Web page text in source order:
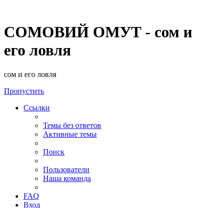
СОМОВИЙ ОМУТ - сом и
его ловля
сом и его ловля
Пропустить
Ссылки
Темы без ответов
Активные темы
Поиск
Пользователи
Наша команда
FAQ
Вход